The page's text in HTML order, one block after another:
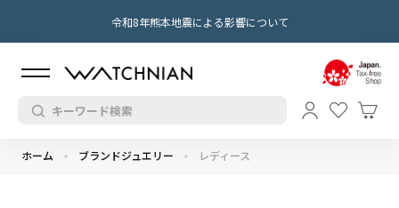
令和8年熊本地震による影響について
ホーム ブランドジュエリー レディース